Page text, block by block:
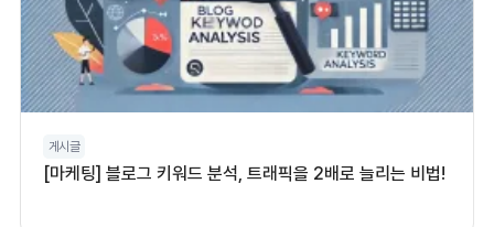
게시글
[마케팅] 블로그 키워드 분석, 트래픽을 2배로 늘리는 비법!